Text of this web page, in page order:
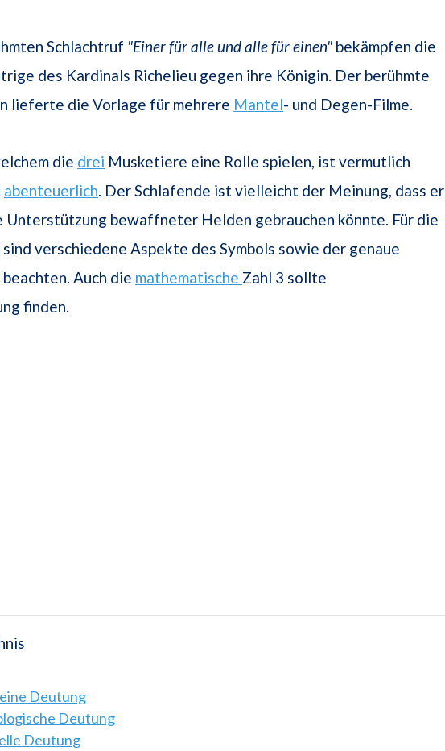
Schlachtruf "Einer für alle und alle für einen" bekämpfen die
des Kardinals Richelieu gegen ihre Königin. Der berühmte
lieferte die Vorlage für mehrere Mantel- und Degen-Filme.
die drei Musketiere eine Rolle spielen, ist vermutlich
abenteuerlich. Der Schlafende ist vielleicht der Meinung, dass er
bewaffneter Helden gebrauchen könnte. Für die
verschiedene Aspekte des Symbols sowie der genaue
Auch die mathematische Zahl 3 sollte
finden.
Deutung
Deutung
Deutung